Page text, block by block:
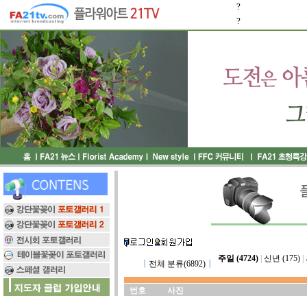
?
?
전체 분류(6892)┃
주일 (4724)| 신년 (175)|
번호 사진